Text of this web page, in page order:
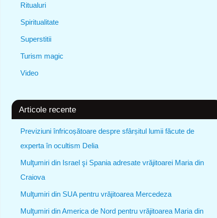
Ritualuri
Spiritualitate
Superstitii
Turism magic
Video
Articole recente
Previziuni înfricoșătoare despre sfârșitul lumii făcute de
experta în ocultism Delia
Mulţumiri din Israel şi Spania adresate vrăjitoarei Maria din
Craiova
Mulţumiri din SUA pentru vrăjitoarea Mercedeza
Mulţumiri din America de Nord pentru vrăjitoarea Maria din